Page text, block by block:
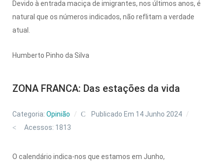
Devido à entrada maciça de imigrantes, nos últimos anos, é
natural que os números indicados, não reflitam a verdade
atual.
Humberto Pinho da Silva
ZONA FRANCA: Das estações da vida
Categoria: Opinião
Publicado Em 14 Junho 2024
Acessos: 1813
O calendário indica-nos que estamos em Junho,